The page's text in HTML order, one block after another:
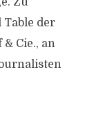
Table der
Cie., an